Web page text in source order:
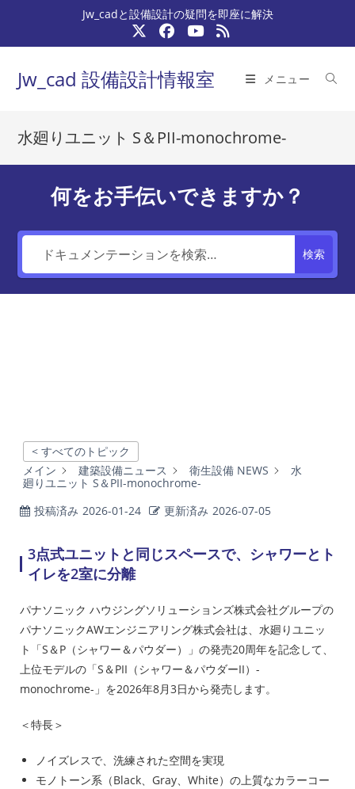
テ
ッ
Jw_cadと設備設計の疑問を即座に解決
Jw_cad 設備設計情報室 メニュー
水廻りユニット S＆PII-monochrome-
何をお手伝いできますか？
検索
< すべてのトピック
メイン
建築設備ニュース 衛生設備 NEWS
水
廻りユニット S＆PII-monochrome-
投稿済み 2026-01-24 更新済み 2026-07-05
3点式ユニットと同じスペースで、シャワーとト
イレを2室に分離
パナソニック ハウジングソリューションズ株式会社グループの
パナソニックAWエンジニアリング株式会社は、水廻りユニッ
ト「S＆P（シャワー＆パウダー）」の発売20周年を記念して、
上位モデルの「S＆PII（シャワー＆パウダーII）-
monochrome-」を2026年8月3日から発売します。
＜特長＞
ノイズレスで、洗練された空間を実現
モノトーン系（Black、Gray、White）の上質なカラーコー